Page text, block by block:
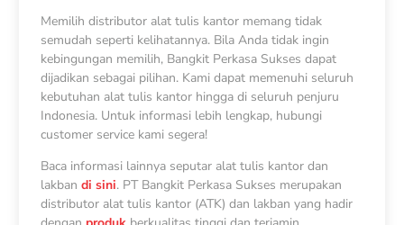
Memilih distributor alat tulis kantor memang tidak
semudah seperti kelihatannya. Bila Anda tidak ingin
kebingungan memilih, Bangkit Perkasa Sukses dapat
dijadikan sebagai pilihan. Kami dapat memenuhi seluruh
kebutuhan alat tulis kantor hingga di seluruh penjuru
Indonesia. Untuk informasi lebih lengkap, hubungi
customer service kami segera!
Baca informasi lainnya seputar alat tulis kantor dan
lakbandi sini. PT Bangkit Perkasa Sukses merupakan
distributor alat tulis kantor (ATK) dan lakban yang hadir